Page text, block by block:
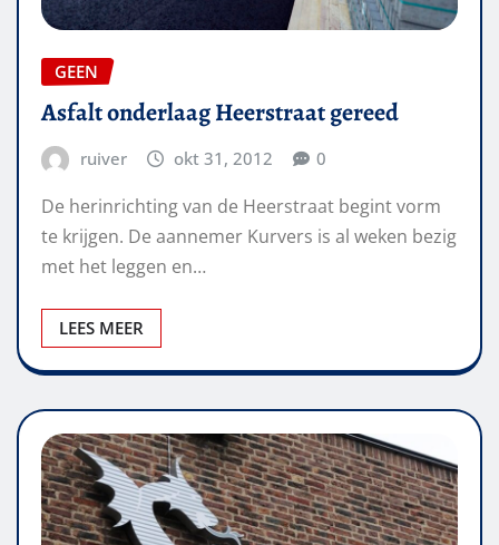
GEEN
Asfalt onderlaag Heerstraat gereed
ruiver okt 31, 2012 0
De herinrichting van de Heerstraat begint vorm
te krijgen. De aannemer Kurvers is al weken bezig
met het leggen en…
LEES MEER